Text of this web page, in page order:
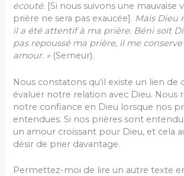
écouté. [Si nous suivons une mauvaise
prière ne sera pas exaucée]. Mais Dieu
il a été attentif à ma prière. Béni soit
pas repoussé ma prière, il me conserve
amour. » (Semeur).
Nous constatons qu’il existe un lien
évaluer notre relation avec Dieu. Nous
notre confiance en Dieu lorsque nos
entendues. Si nos prières sont
un amour croissant pour Dieu, et cela
désir de prier davantage.
Permettez-moi de lire un autre texte